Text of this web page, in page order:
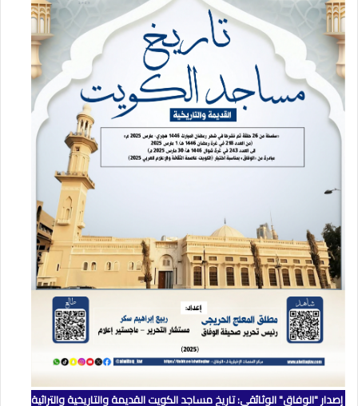
إصدار "الوفاق" الوثائقي: تاريخ مساجد الكويت القديمة والتاريخية والتراثية